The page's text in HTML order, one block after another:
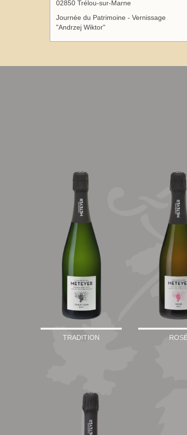
02850 Trélou-sur-Marne
Journée du Patrimoine - Vernissage
"Andrzej Wiktor"
TRADITION